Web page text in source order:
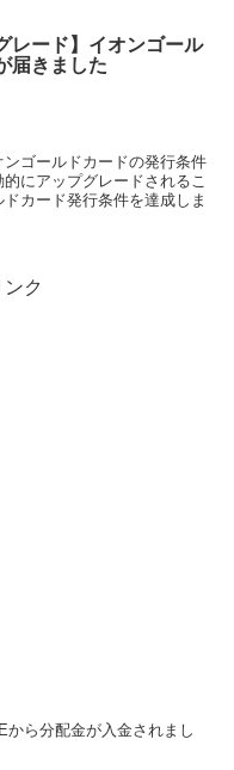
レード】イオンゴール
届きました
ゴールドカードの発行条件
にアップグレードされるこ
カード発行条件を達成しま
ク
から分配金が入金されまし